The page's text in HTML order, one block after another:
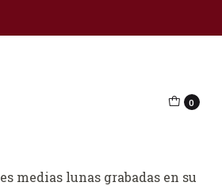
0
medias lunas grabadas en su